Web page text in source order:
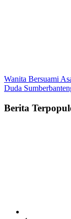
Wanita Bersuami
Duda
Berita